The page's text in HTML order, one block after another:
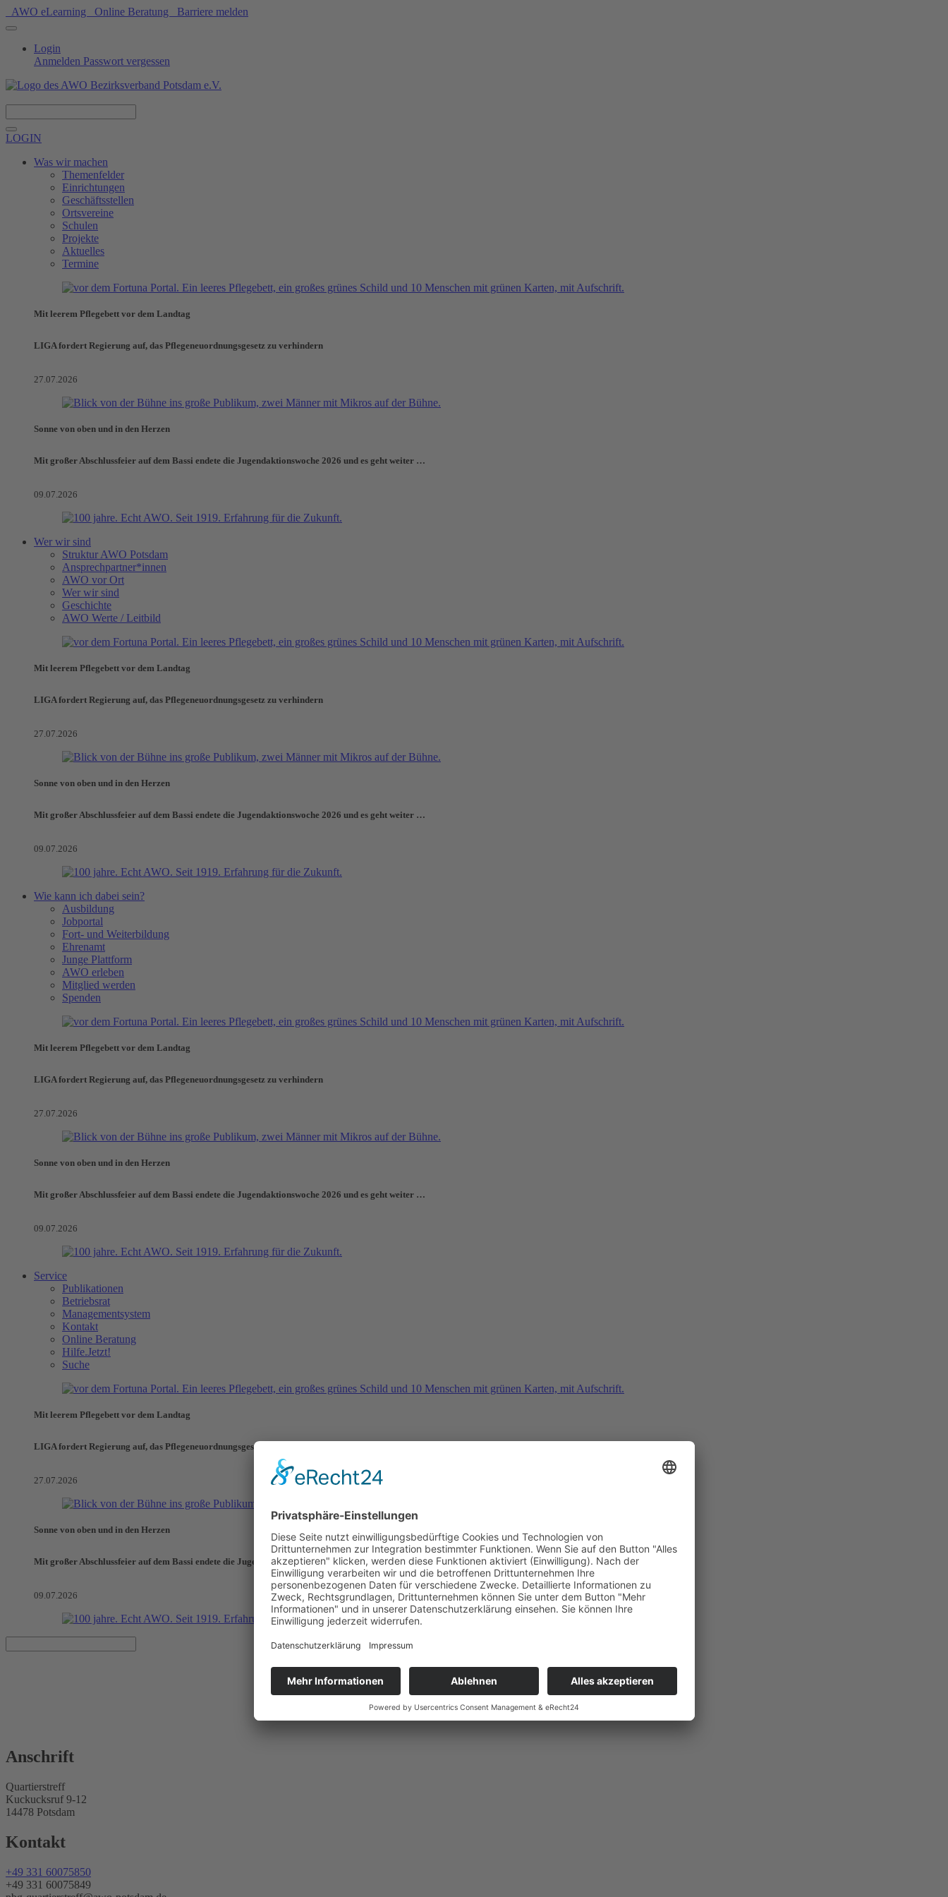
AWO eLearning Online Beratung Barriere melden
Login
Anmelden Passwort vergessen
LOGIN
Was wir machen
Themenfelder
Einrichtungen
Geschäftsstellen
Ortsvereine
Schulen
Projekte
Aktuelles
Termine
Mit leerem Pflegebett vor dem Landtag
LIGA fordert Regierung auf, das Pflegeneuordnungsgesetz zu verhindern
27.07.2026
Sonne von oben und in den Herzen
Mit großer Abschlussfeier auf dem Bassi endete die Jugendaktionswoche 2026 und es geht weiter …
09.07.2026
Wer wir sind
Struktur AWO Potsdam
Ansprechpartner*innen
AWO vor Ort
Wer wir sind
Geschichte
AWO Werte / Leitbild
Mit leerem Pflegebett vor dem Landtag
LIGA fordert Regierung auf, das Pflegeneuordnungsgesetz zu verhindern
27.07.2026
Sonne von oben und in den Herzen
Mit großer Abschlussfeier auf dem Bassi endete die Jugendaktionswoche 2026 und es geht weiter …
09.07.2026
Wie kann ich dabei sein?
Ausbildung
Jobportal
Fort- und Weiterbildung
Ehrenamt
Junge Plattform
AWO erleben
Mitglied werden
Spenden
Mit leerem Pflegebett vor dem Landtag
LIGA fordert Regierung auf, das Pflegeneuordnungsgesetz zu verhindern
27.07.2026
Sonne von oben und in den Herzen
Mit großer Abschlussfeier auf dem Bassi endete die Jugendaktionswoche 2026 und es geht weiter …
09.07.2026
Service
Publikationen
Betriebsrat
Managementsystem
Kontakt
Online Beratung
Hilfe.Jetzt!
Suche
Mit leerem Pflegebett vor dem Landtag
LIGA fordert Regierung auf, das Pflegeneuordnungsgesetz zu verhindern
27.07.2026
Sonne von oben und in den Herzen
Mit großer Abschlussfeier auf dem Bassi endete die Jugendaktionswoche 2026 und es geht weiter …
09.07.2026
Anschrift
Quartierstreff
Kuckucksruf 9-12
14478 Potsdam
Kontakt
+49 331 60075850
+49 331 60075849